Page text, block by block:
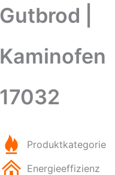
Gutbrod |
Kaminofen
17032
Produktkategorie
Energieeffizienz